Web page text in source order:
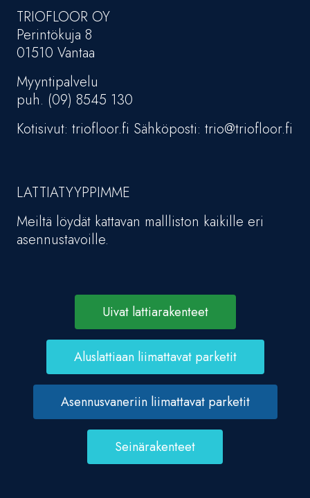
TRIOFLOOR OY
Perintökuja 8
01510 Vantaa
Myyntipalvelu
puh. (09) 8545 130
Kotisivut: triofloor.fi Sähköposti: trio@triofloor.fi
LATTIATYYPPIMME
Meiltä löydät kattavan mallliston kaikille eri
asennustavoille.
Uivat lattiarakenteet
Aluslattiaan liimattavat parketit
Asennusvaneriin liimattavat parketit
Seinärakenteet